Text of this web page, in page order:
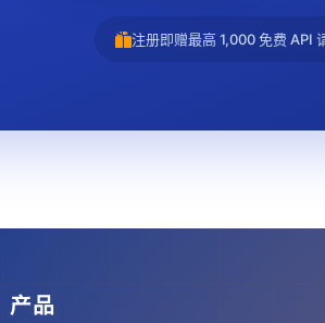
注册即赠最高 1,000 免费 API
产品